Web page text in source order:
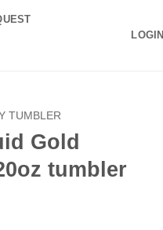
LOGIN
TUMBLER
Gold
tumbler